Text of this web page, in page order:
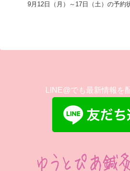
9月12日（月）～17日（土）の予約
LINE@でも最新情報を